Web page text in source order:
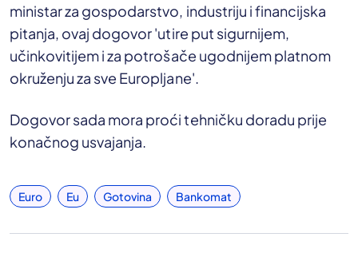
ministar za gospodarstvo, industriju i financijska
pitanja, ovaj dogovor 'utire put sigurnijem,
učinkovitijem i za potrošače ugodnijem platnom
okruženju za sve Europljane'.
Dogovor sada mora proći tehničku doradu prije
konačnog usvajanja.
Euro Eu Gotovina Bankomat